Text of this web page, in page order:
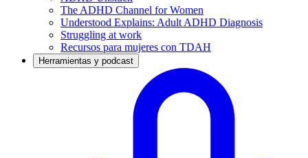
The ADHD Channel for Women
Understood Explains: Adult ADHD Diagnosis
Struggling at work
Recursos para mujeres con TDAH
Herramientas y podcast